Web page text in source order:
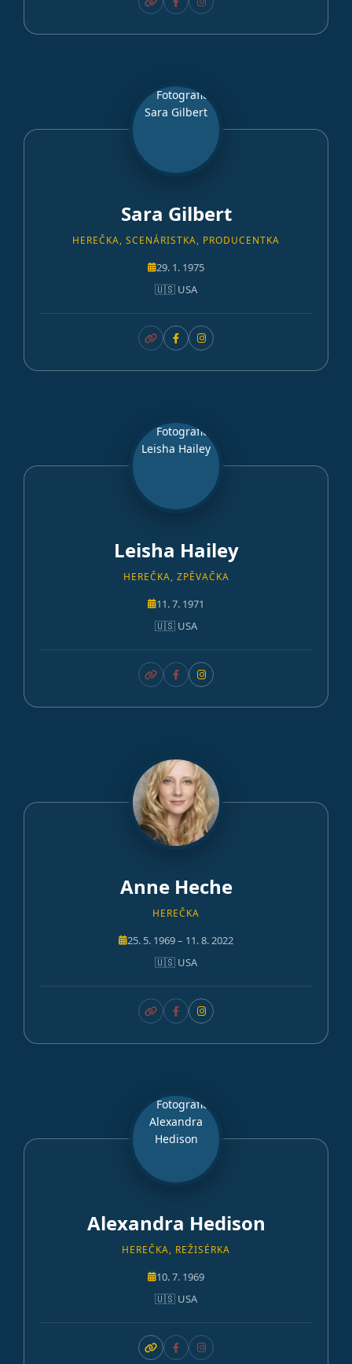
Sara Gilbert
HEREČKA, SCENÁRISTKA, PRODUCENTKA
29. 1. 1975
🇺🇸 USA
Leisha Hailey
HEREČKA, ZPĚVAČKA
11. 7. 1971
🇺🇸 USA
Anne Heche
HEREČKA
25. 5. 1969 – 11. 8. 2022
🇺🇸 USA
Alexandra Hedison
HEREČKA, REŽISÉRKA
10. 7. 1969
🇺🇸 USA